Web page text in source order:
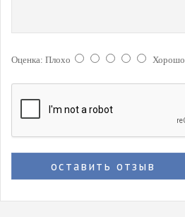
Оценка: Плохо Хорошо
оставить отзыв